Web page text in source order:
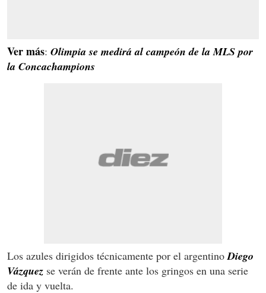
Ver más: Olimpia se medirá al campeón de la MLS por
la Concachampions
Los azules dirigidos técnicamente por el argentino Diego
Vázquez se verán de frente ante los gringos en una serie
de ida y vuelta.